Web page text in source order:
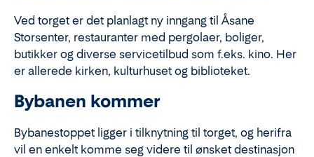
Ved torget er det planlagt ny inngang til Åsane
Storsenter, restauranter med pergolaer, boliger,
butikker og diverse servicetilbud som f.eks. kino. Her
er allerede kirken, kulturhuset og biblioteket.
Bybanen kommer
Bybanestoppet ligger i tilknytning til torget, og herifra
vil en enkelt komme seg videre til ønsket destinasjon